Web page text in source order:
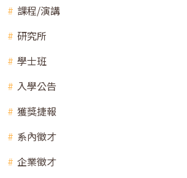
課程/演講
研究所
學士班
入學公告
獲獎捷報
系內徵才
企業徵才